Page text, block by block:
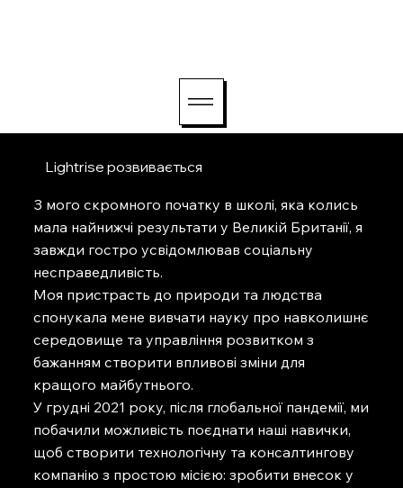
Lightrise розвивається
З мого скромного початку в школі, яка колись
мала найнижчі результати у Великій Британії, я
завжди гостро усвідомлював соціальну
несправедливість.
Моя пристрасть до природи та людства
спонукала мене вивчати науку про навколишнє
середовище та управління розвитком з
бажанням створити впливові зміни для
кращого майбутнього.
У грудні 2021 року, після глобальної пандемії, ми
побачили можливість поєднати наші навички,
щоб створити технологічну та консалтингову
компанію з простою місією: зробити внесок у